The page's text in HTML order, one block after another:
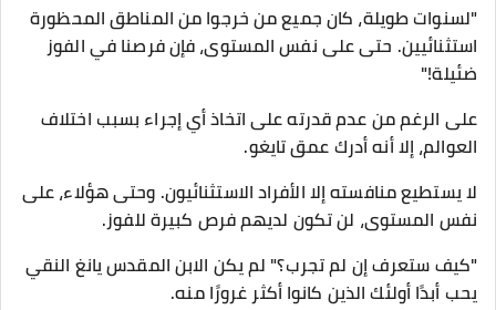
"لسنوات طويلة، كان جميع من خرجوا من المناطق المحظورة
استثنائيين. حتى على نفس المستوى، فإن فرصنا في الفوز
ضئيلة!"
على الرغم من عدم قدرته على اتخاذ أي إجراء بسبب اختلاف
العوالم، إلا أنه أدرك عمق تايغو.
لا يستطيع منافسته إلا الأفراد الاستثنائيون. وحتى هؤلاء، على
نفس المستوى، لن تكون لديهم فرص كبيرة للفوز.
"كيف ستعرف إن لم تجرب؟" لم يكن الابن المقدس يانغ النقي
يحب أبدًا أولئك الذين كانوا أكثر غرورًا منه.